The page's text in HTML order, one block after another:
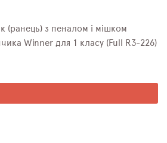
(ранець) з пеналом і мішком
темно-сірий для хлопчика Winner для 1 класу (Full R3-226)